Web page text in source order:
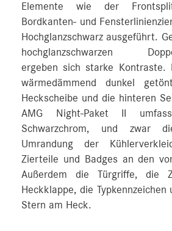
Elemente wie der
Bordkanten- und
Hochglanzschwarz ausgeführt.
hochglanzschwarzen
ergeben sich starke Kontraste.
wärmedämmend dunkel
Heckscheibe und die hinteren
AMG Night-Paket II
Schwarzchrom, und zwar
Umrandung der
Zierteile und Badges an den
Außerdem die Türgriffe, die
Heckklappe, die
Stern am Heck.